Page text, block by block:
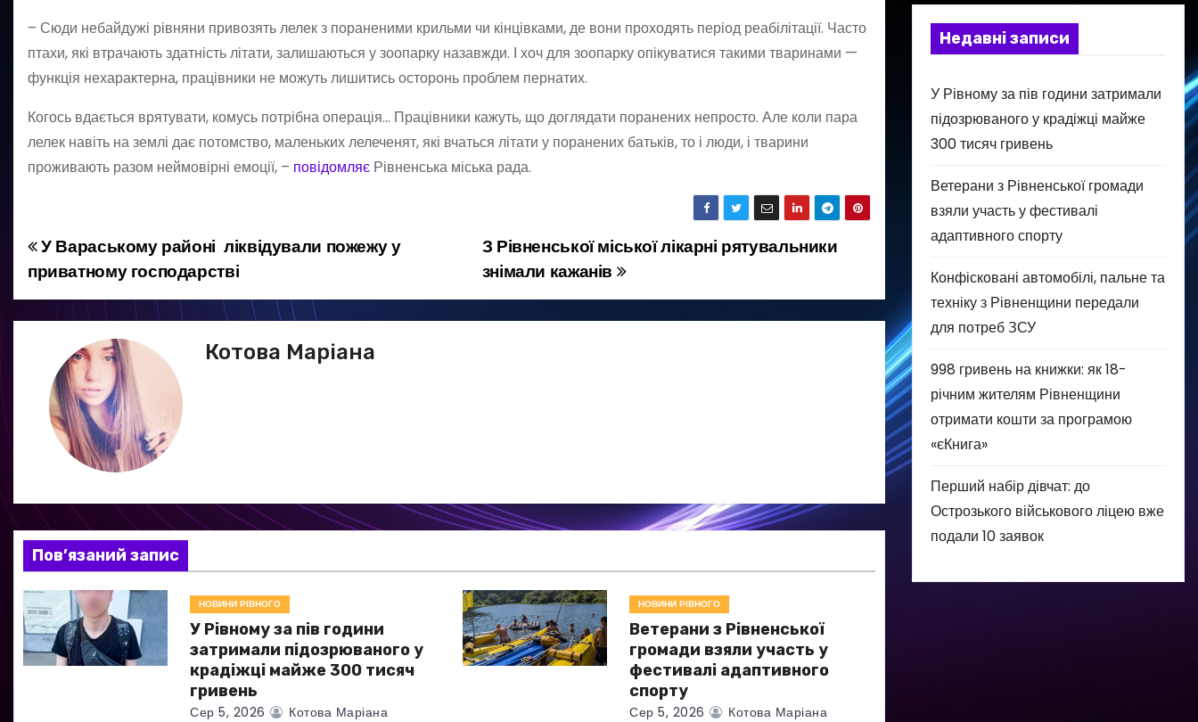
– Сюди небайдужі рівняни привозять лелек з пораненими крильми чи кінцівками, де вони проходять період реабілітації. Часто
птахи, які втрачають здатність літати, залишаються у зоопарку назавжди. І хоч для зоопарку опікуватися такими тваринами —
функція нехарактерна, працівники не можуть лишитись осторонь проблем пернатих.
Когось вдається врятувати, комусь потрібна операція… Працівники кажуть, що доглядати поранених непросто. Але коли пара
лелек навіть на землі дає потомство, маленьких лелеченят, які вчаться літати у поранених батьків, то і люди, і тварини
проживають разом неймовірні емоції, – повідомляє Рівненська міська рада.
Н
а
в
і
я
з
а
п
З Рівненської міської лікарні рятувальники
знімали кажанів
У Вараському районі ліквідували пожежу у
приватному господарстві
Котова Маріана
Пов’язаний запис
НОВИНИ РІВНОГО
У Рівному за пів години
затримали підозрюваного у
крадіжці майже 300 тисяч
гривень
Сер 5, 2026 Котова Маріана
НОВИНИ РІВНОГО
Ветерани з Рівненської
громади взяли участь у
фестивалі адаптивного
спорту
Сер 5, 2026 Котова Маріана
Недавні записи
У Рівному за пів години затримали
підозрюваного у крадіжці майже
300 тисяч гривень
Ветерани з Рівненської громади
взяли участь у фестивалі
адаптивного спорту
Конфісковані автомобілі, пальне та
техніку з Рівненщини передали
для потреб ЗСУ
998 гривень на книжки: як 18-
річним жителям Рівненщини
отримати кошти за програмою
«єКнига»
Перший набір дівчат: до
Острозького військового ліцею вже
подали 10 заявок